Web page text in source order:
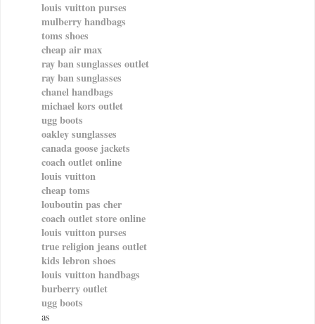
louis vuitton purses
mulberry handbags
toms shoes
cheap air max
ray ban sunglasses outlet
ray ban sunglasses
chanel handbags
michael kors outlet
ugg boots
oakley sunglasses
canada goose jackets
coach outlet online
louis vuitton
cheap toms
louboutin pas cher
coach outlet store online
louis vuitton purses
true religion jeans outlet
kids lebron shoes
louis vuitton handbags
burberry outlet
ugg boots
as